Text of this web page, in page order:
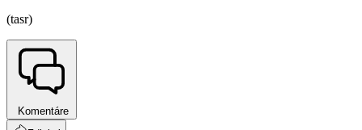
(tasr)
Komentáre